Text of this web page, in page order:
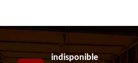
indisponible